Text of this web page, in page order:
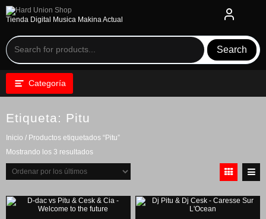
contenido
Tienda Digital Musica Makina Actual
Search
Categoría
Etiqueta: Pitu
Inicio / Productos etiquetados “Pitu”
Mostrando los 3 resultadosOrdenado